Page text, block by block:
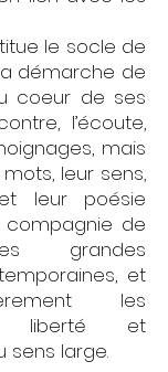
le socle de
démarche de
coeur de ses
l’écoute,
mais
leur sens,
leur poésie
de
grandes
et
les
liberté et
sens large.